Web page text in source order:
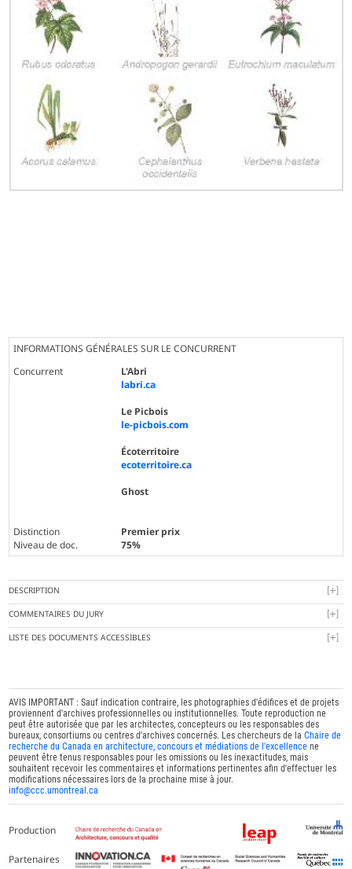
INFORMATIONS GÉNÉRALES SUR LE CONCURRENT
Concurrent
L'Abri
labri.ca
Le Picbois
le-picbois.com
Écoterritoire
ecoterritoire.ca
Ghost
Distinction
Premier prix
Niveau de doc.
75%
DESCRIPTION
COMMENTAIRES DU JURY
LISTE DES DOCUMENTS ACCESSIBLES
AVIS IMPORTANT : Sauf indication contraire, les photographies d'édifices et de projets
proviennent d'archives professionnelles ou institutionnelles. Toute reproduction ne
peut être autorisée que par les architectes, concepteurs ou les responsables des
bureaux, consortiums ou centres d'archives concernés. Les chercheurs de laChaire de
recherche du Canada en architecture, concours et médiations de l'excellence ne
peuvent être tenus responsables pour les omissions ou les inexactitudes, mais
souhaitent recevoir les commentaires et informations pertinentes afin d'effectuer les
modifications nécessaires lors de la prochaine mise à jour.
info@ccc.umontreal.ca
Production
Partenaires